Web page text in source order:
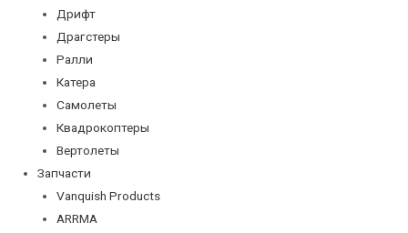
Дрифт
Драгстеры
Ралли
Катера
Самолеты
Квадрокоптеры
Вертолеты
Запчасти
Vanquish Products
ARRMA